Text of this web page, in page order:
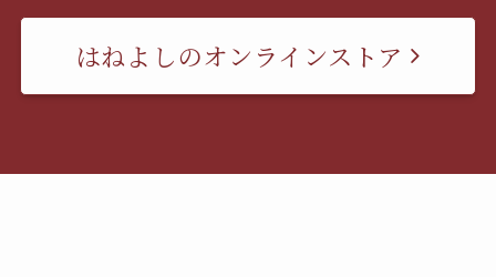
はねよしのオンラインストア